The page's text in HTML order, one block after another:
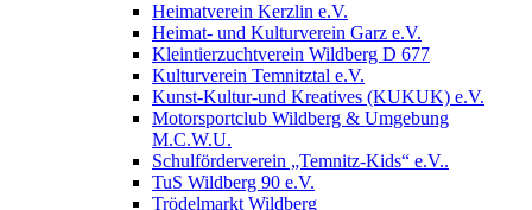
Heimatverein Kerzlin e.V.
Heimat- und Kulturverein Garz e.V.
Kleintierzuchtverein Wildberg D 677
Kulturverein Temnitztal e.V.
Kunst-Kultur-und Kreatives (KUKUK) e.V.
Motorsportclub Wildberg & Umgebung
M.C.W.U.
Schulförderverein „Temnitz-Kids“ e.V..
TuS Wildberg 90 e.V.
Trödelmarkt Wildberg